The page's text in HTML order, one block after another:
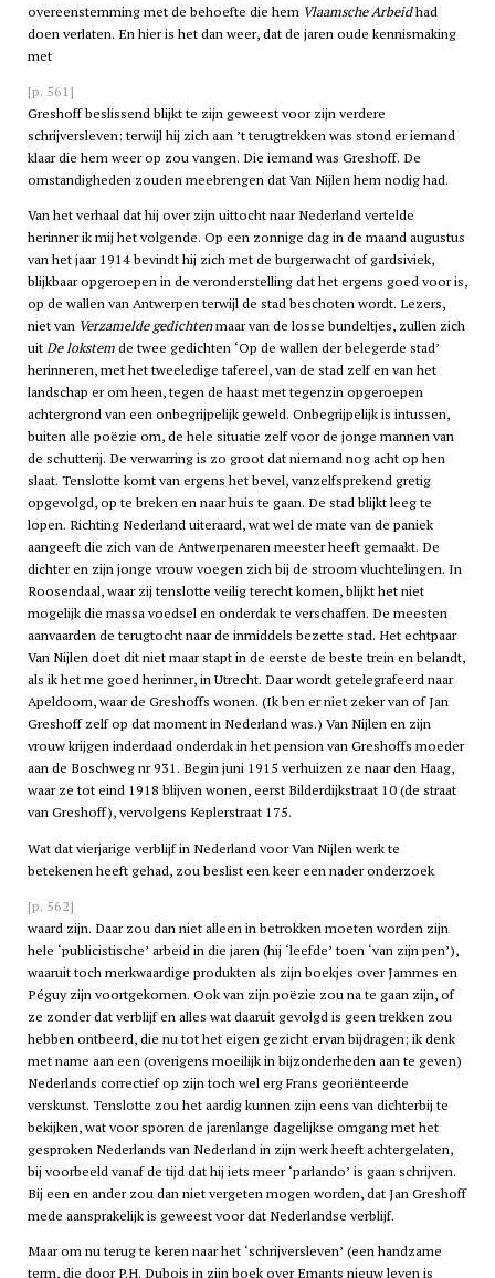
overeenstemming met de behoefte die hem Vlaamsche Arbeidhad
doen verlaten. En hier is het dan weer, dat de jaren oude kennismaking
met
[p. 561]
Greshoff beslissend blijkt te zijn geweest voor zijn verdere
schrijversleven: terwijl hij zich aan ’t terugtrekken was stond er iemand
klaar die hem weer op zou vangen. Die iemand was Greshoff. De
omstandigheden zouden meebrengen dat Van Nijlen hem nodig had.
Van het verhaal dat hij over zijn uittocht naar Nederland vertelde
herinner ik mij het volgende. Op een zonnige dag in de maand augustus
van het jaar 1914 bevindt hij zich met de burgerwacht of gardsiviek,
blijkbaar opgeroepen in de veronderstelling dat het ergens goed voor is,
op de wallen van Antwerpen terwijl de stad beschoten wordt. Lezers,
niet van Verzamelde gedichtenmaar van de losse bundeltjes, zullen zich
uitDe lokstemde twee gedichten ‘Op de wallen der belegerde stad’
herinneren, met het tweeledige tafereel, van de stad zelf en van het
landschap er om heen, tegen de haast met tegenzin opgeroepen
achtergrond van een onbegrijpelijk geweld. Onbegrijpelijk is intussen,
buiten alle poëzie om, de hele situatie zelf voor de jonge mannen van
de schutterij. De verwarring is zo groot dat niemand nog acht op hen
slaat. Tenslotte komt van ergens het bevel, vanzelfsprekend gretig
opgevolgd, op te breken en naar huis te gaan. De stad blijkt leeg te
lopen. Richting Nederland uiteraard, wat wel de mate van de paniek
aangeeft die zich van de Antwerpenaren meester heeft gemaakt. De
dichter en zijn jonge vrouw voegen zich bij de stroom vluchtelingen. In
Roosendaal, waar zij tenslotte veilig terecht komen, blijkt het niet
mogelijk die massa voedsel en onderdak te verschaffen. De meesten
aanvaarden de terugtocht naar de inmiddels bezette stad. Het echtpaar
Van Nijlen doet dit niet maar stapt in de eerste de beste trein en belandt,
als ik het me goed herinner, in Utrecht. Daar wordt getelegrafeerd naar
Apeldoorn, waar de Greshoffs wonen. (Ik ben er niet zeker van of Jan
Greshoff zelf op dat moment in Nederland was.) Van Nijlen en zijn
vrouw krijgen inderdaad onderdak in het pension van Greshoffs moeder
aan de Boschweg nr 931. Begin juni 1915 verhuizen ze naar den Haag,
waar ze tot eind 1918 blijven wonen, eerst Bilderdijkstraat 10 (de straat
van Greshoff), vervolgens Keplerstraat 175.
Wat dat vierjarige verblijf in Nederland voor Van Nijlen werk te
betekenen heeft gehad, zou beslist een keer een nader onderzoek
[p. 562]
waard zijn. Daar zou dan niet alleen in betrokken moeten worden zijn
hele ‘publicistische’ arbeid in die jaren (hij ‘leefde’ toen ‘van zijn pen’),
waaruit toch merkwaardige produkten als zijn boekjes over Jammes en
Péguy zijn voortgekomen. Ook van zijn poëzie zou na te gaan zijn, of
ze zonder dat verblijf en alles wat daaruit gevolgd is geen trekken zou
hebben ontbeerd, die nu tot het eigen gezicht ervan bijdragen; ik denk
met name aan een (overigens moeilijk in bijzonderheden aan te geven)
Nederlands correctief op zijn toch wel erg Frans georiënteerde
verskunst. Tenslotte zou het aardig kunnen zijn eens van dichterbij te
bekijken, wat voor sporen de jarenlange dagelijkse omgang met het
gesproken Nederlands van Nederland in zijn werk heeft achtergelaten,
bij voorbeeld vanaf de tijd dat hij iets meer ‘parlando’ is gaan schrijven.
Bij een en ander zou dan niet vergeten mogen worden, dat Jan Greshoff
mede aansprakelijk is geweest voor dat Nederlandse verblijf.
Maar om nu terug te keren naar het ‘schrijversleven’ (een handzame
term, die door P.H. Dubois in zijn boek over Emants nieuw leven is